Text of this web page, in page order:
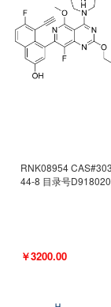
RNK08954 CAS#3032602-
44-8 目录号
￥3200.00